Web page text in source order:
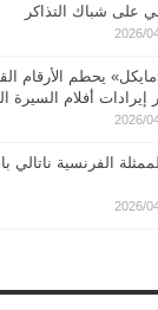
على شباك التذاكر
2026/
يحطم الأرقام
إيرادات أفلام السيرة
2026/
2026/